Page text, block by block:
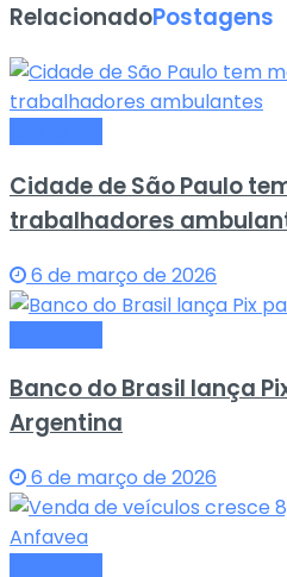
RelacionadoPostagens
Cidade de São Paulo
trabalhadores
6 de março de 2026
Banco do Brasil lança
Argentina
6 de março de 2026